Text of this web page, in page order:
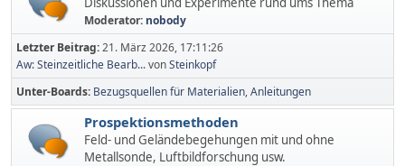
Moderator: nobody
Letzter Beitrag:21. März 2026, 17:11:26
Aw: Steinzeitliche Bearb...vonSteinkopf
Unter-Boards Bezugsquellen für Materialien Anleitungen
Prospektionsmethoden
Feld- und Geländebegehungen mit und ohne
Metallsonde, Luftbildforschung usw.